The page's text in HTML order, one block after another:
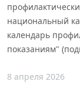
национальный
календарь
показаниям"
8 апреля 2026